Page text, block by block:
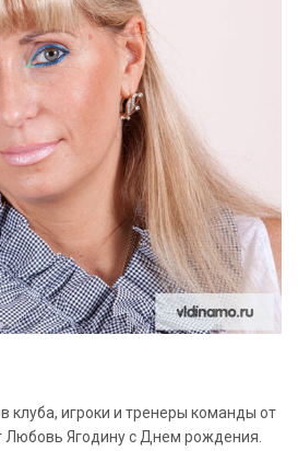
клуба, игроки и тренеры команды от
Ягодину с Днем рождения.